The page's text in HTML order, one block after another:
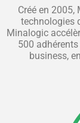
Créé en
technologies
Minalogic
500
business,